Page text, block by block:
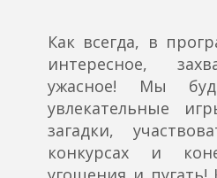
Как всегда, в
интересное,
ужасное! Мы
увлекательные
загадки,
конкурсах и